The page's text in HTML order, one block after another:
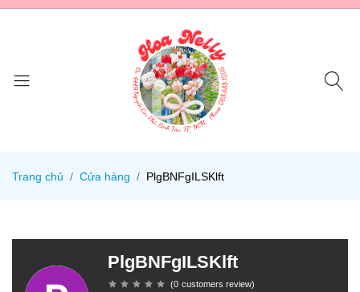
Trang chủ Cửa hàng PlgBNFgILSKlft
PlgBNFgILSKlft
(0 customers review)